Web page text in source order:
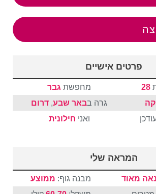
פרטים אישיים
28 מחפשת גבר
גרה בבאר שבע, דרום
ואני חילונית
המראה שלי
נאה מאוד מבנה גוף: ממוצע